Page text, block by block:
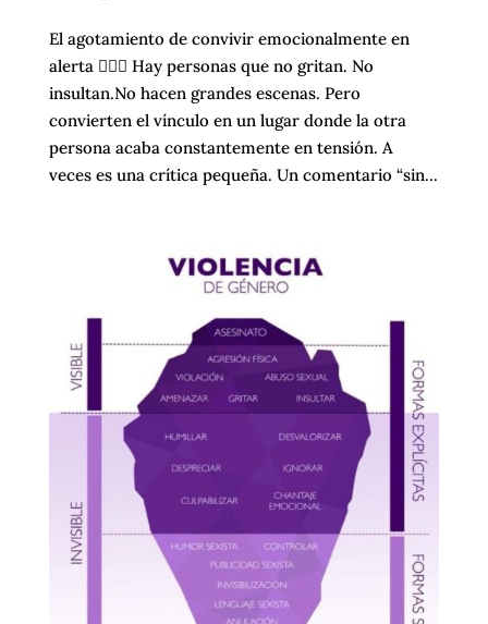
El agotamiento de convivir emocionalmente en
alerta 😮‍💨💜 Hay personas que no gritan. No
insultan.No hacen grandes escenas. Pero
convierten el vínculo en un lugar donde la otra
persona acaba constantemente en tensión. A
veces es una crítica pequeña. Un comentario “sin...